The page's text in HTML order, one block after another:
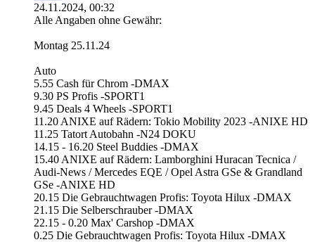
24.11.2024, 00:32
Alle Angaben ohne Gewähr:
Montag 25.11.24
Auto
5.55 Cash für Chrom -DMAX
9.30 PS Profis -SPORT1
9.45 Deals 4 Wheels -SPORT1
11.20 ANIXE auf Rädern: Tokio Mobility 2023 -ANIXE HD
11.25 Tatort Autobahn -N24 DOKU
14.15 - 16.20 Steel Buddies -DMAX
15.40 ANIXE auf Rädern: Lamborghini Huracan Tecnica /
Audi-News / Mercedes EQE / Opel Astra GSe & Grandland
GSe -ANIXE HD
20.15 Die Gebrauchtwagen Profis: Toyota Hilux -DMAX
21.15 Die Selberschrauber -DMAX
22.15 - 0.20 Max' Carshop -DMAX
0.25 Die Gebrauchtwagen Profis: Toyota Hilux -DMAX